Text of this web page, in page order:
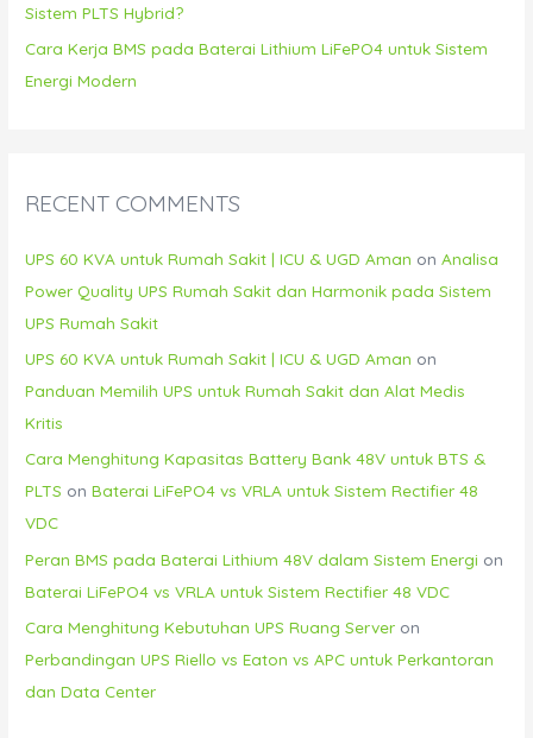
Sistem PLTS Hybrid?
Cara Kerja BMS pada Baterai Lithium LiFePO4 untuk Sistem
Energi Modern
RECENT COMMENTS
UPS 60 KVA untuk Rumah Sakit | ICU & UGD Aman onAnalisa
Power Quality UPS Rumah Sakit dan Harmonik pada Sistem
UPS Rumah Sakit
UPS 60 KVA untuk Rumah Sakit | ICU & UGD Aman on
Panduan Memilih UPS untuk Rumah Sakit dan Alat Medis
Kritis
Cara Menghitung Kapasitas Battery Bank 48V untuk BTS &
PLTS onBaterai LiFePO4 vs VRLA untuk Sistem Rectifier 48
VDC
Peran BMS pada Baterai Lithium 48V dalam Sistem Energi on
Baterai LiFePO4 vs VRLA untuk Sistem Rectifier 48 VDC
Cara Menghitung Kebutuhan UPS Ruang Server on
Perbandingan UPS Riello vs Eaton vs APC untuk Perkantoran
dan Data Center